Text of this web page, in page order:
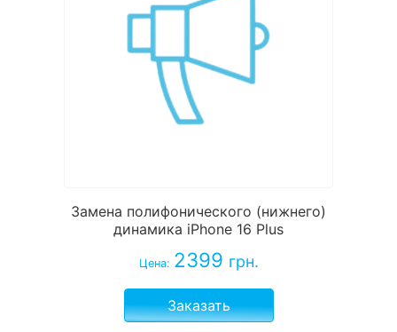
Замена полифонического (нижнего)
динамика iPhone 16 Plus
Цена: 2399 грн.
Заказать